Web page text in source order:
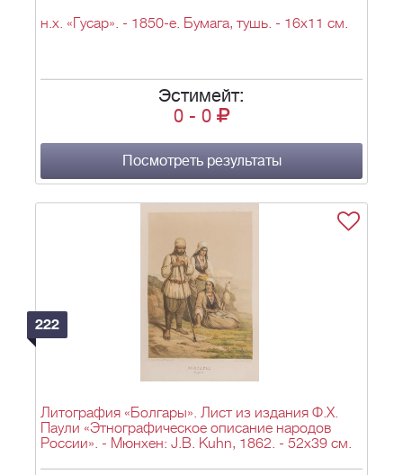
н.х. «Гусар». - 1850-е. Бумага, тушь. - 16х11 см.
Эстимейт:
0 - 0
Посмотреть результаты
222
Литография «Болгары». Лист из издания Ф.Х.
Паули «Этнографическое описание народов
России». - Мюнхен: J.B. Kuhn, 1862. - 52х39 см.